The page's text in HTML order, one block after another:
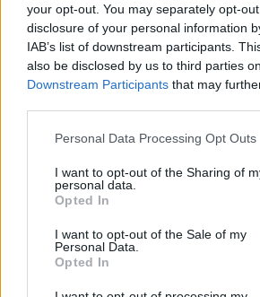
your opt-out. You may separately opt-
disclosure of your personal information
IAB’s list of downstream participants.
also be disclosed by us to third parties
Downstream Participants that may
Please note that this website/app uses
not limited to your visit or usage
grant or deny consent to Google and its
use your data for below specified
consent section.
Personal Data Processing Opt Outs
I want to opt-out of the Sharing of
personal data.
Opted In
I want to opt-out of the Sale of my
Personal Data.
Opted In